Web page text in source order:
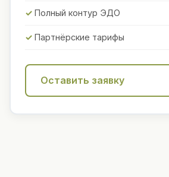
Полный контур ЭДО
Партнёрские тарифы
Оставить заявку